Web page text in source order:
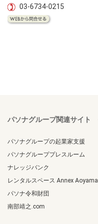
03-6734-0215
パソナグループ関連サイト
パソナグループの起業家支援
パソナグループプレスルーム
ナレッジバンク
レンタルスペース Annex Aoyama
パソナ令和財団
南部靖之.com